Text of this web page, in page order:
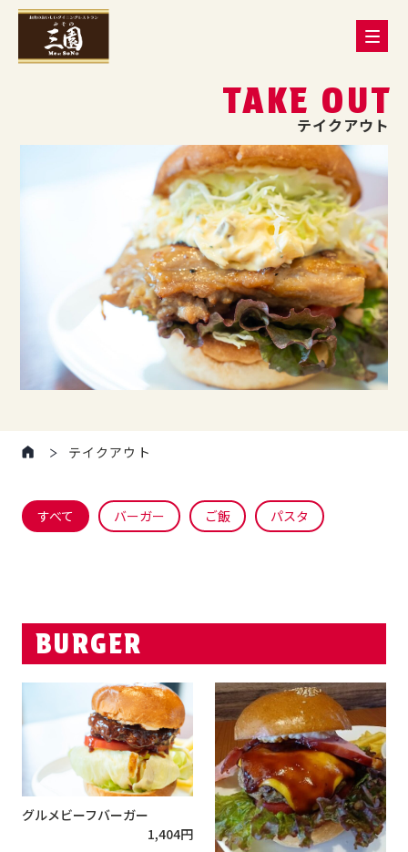
TAKE OUT
テイクアウト
テイクアウト
すべて バーガー ご飯 パスタ
BURGER
グルメビーフバーガー
1,404円